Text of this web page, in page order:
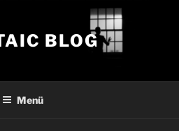
BLOG
Menü